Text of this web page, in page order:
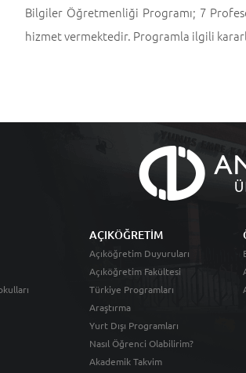
Bilgiler Öğretmenliği Programı; 7
hizmet vermektedir. Programla ilgili
AÇIKÖĞRETİM
Açıköğretim Duyuruları
Açıköğretim Fakültesi
Türkiye Programları
Araştırma
Yurt Dışı Programları
Nasıl Öğrenci Olabilirim?
Akademik Takvim